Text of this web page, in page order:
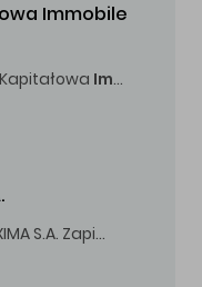
Immobile
Immobile
Trwa skup akcji Spółki BIOMAXIMA S.A. Zapisy do 4 sierpnia 2026 r. do godz. 16.00.